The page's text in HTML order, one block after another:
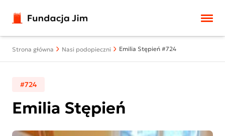
Strona główna Nasi podopieczni Emilia Stępień #724
#724
Emilia Stępień